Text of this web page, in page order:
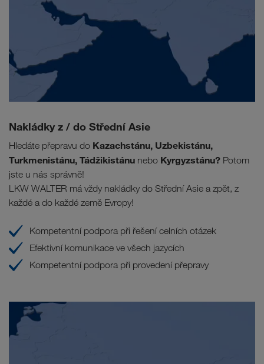
Nakládky z / do Střední Asie
Hledáte přepravu do Kazachstánu, Uzbekistánu,
Turkmenistánu, Tádžikistánu nebo Kyrgyzstánu? Potom
jste u nás správně!
LKW WALTER má vždy nakládky do Střední Asie a zpět, z
každé a do každé země Evropy!
Kompetentní podpora při řešení celních otázek
Efektivní komunikace ve všech jazycích
Kompetentní podpora při provedení přepravy